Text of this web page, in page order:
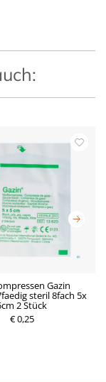
Gazin
steril 8fach 5x
2 Stück
€ 0,25